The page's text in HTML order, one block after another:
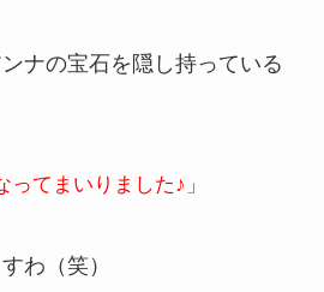
ナの宝石を隠し持っている
ってまいりました♪」
わ（笑）